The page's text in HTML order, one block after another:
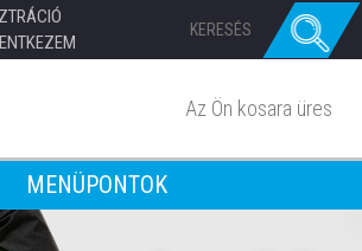
Az Ön kosara üres
MENÜPONTOK